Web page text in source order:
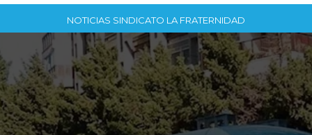
NOTICIAS SINDICATO LA FRATERNIDAD